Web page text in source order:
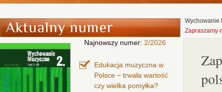
Najnowszy numer: 2/2026
Edukacja muzyczna w
Polsce − trwała wartość
czy wielka pomyłka?
Wychowanie
Zapraszamy